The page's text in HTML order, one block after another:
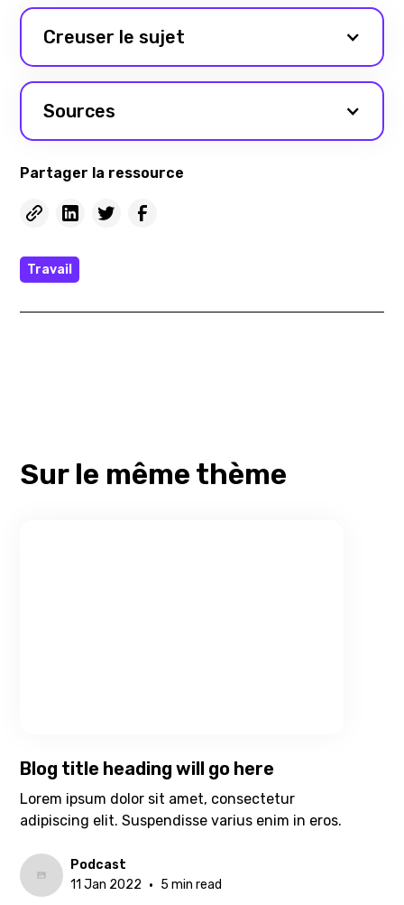
Creuser le sujet
Sources
Partager la ressource
Travail
Sur le même thème
Blog title heading will go here
Lorem ipsum dolor sit amet, consectetur
adipiscing elit. Suspendisse varius enim in eros.
Podcast
11 Jan 2022 • 5 min read